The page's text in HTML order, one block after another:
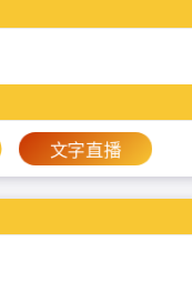
文字直播